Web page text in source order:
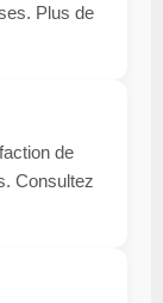
Plus de
de
Consultez